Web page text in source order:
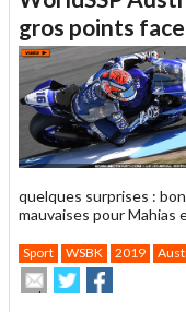
un
ami
gros points
quelques surprises :
mauvaises pour Mahias
Sport WSBK 2019
Envoyer
cet
Partager
sur
sur